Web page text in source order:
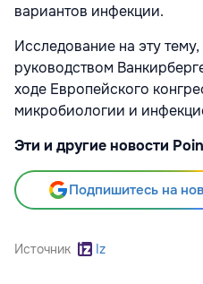
вариантов инфекции.
Исследование на эту
руководством
ходе Европейского
микробиологии и
Эти и другие новости
Подпишитесь на
Источник Iz